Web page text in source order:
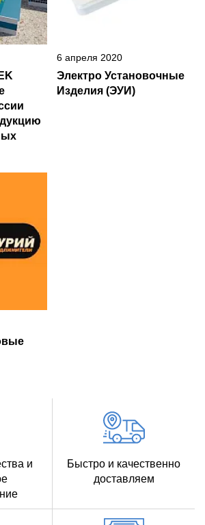
6 апреля 2020
Электро Установочные
Изделия (ЭУИ)
и
Быстро и качественно
доставляем